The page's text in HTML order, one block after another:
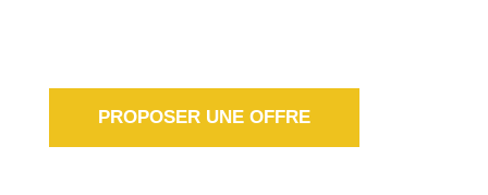
PROPOSER UNE OFFRE